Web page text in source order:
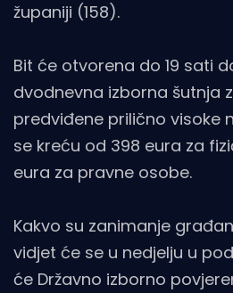
županiji (158).
Bit će otvorena do 19 sati
dvodnevna izborna šutnja
predviđene prilično visoke
se kreću od 398 eura za
eura za pravne osobe.
Kakvo su zanimanje
vidjet će se u nedjelju u
će Državno izborno